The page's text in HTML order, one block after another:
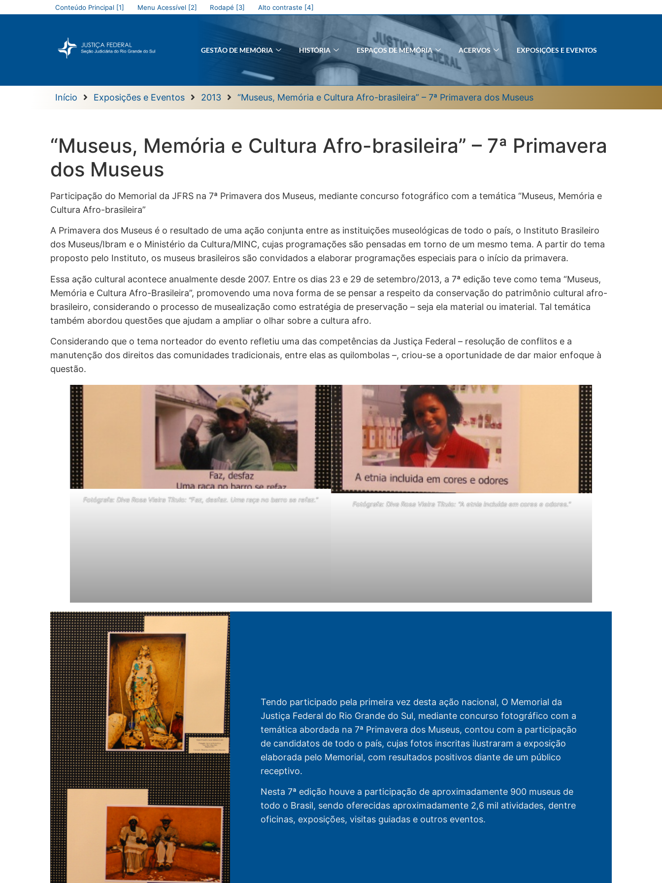
Conteúdo Principal [1] Menu Acessível [2] Rodapé [3] Alto contraste [4]
GESTÃO DE MEMÓRIA HISTÓRIA ESPAÇOS DE MEMÓRIA ACERVOS EXPOSIÇÕES E EVENTOS
Início Exposições e Eventos 2013 “Museus, Memória e Cultura Afro-brasileira” – 7ª Primavera dos Museus
“Museus, Memória e Cultura Afro-brasileira” – 7ª Primavera
dos Museus
Participação do Memorial da JFRS na 7ª Primavera dos Museus, mediante concurso fotográfico com a temática “Museus, Memória e
Cultura Afro-brasileira”
A Primavera dos Museus é o resultado de uma ação conjunta entre as instituições museológicas de todo o país, o Instituto Brasileiro
dos Museus/Ibram e o Ministério da Cultura/MINC, cujas programações são pensadas em torno de um mesmo tema. A partir do tema
proposto pelo Instituto, os museus brasileiros são convidados a elaborar programações especiais para o início da primavera.
Essa ação cultural acontece anualmente desde 2007. Entre os dias 23 e 29 de setembro/2013, a 7ª edição teve como tema “Museus,
Memória e Cultura Afro-Brasileira”, promovendo uma nova forma de se pensar a respeito da conservação do patrimônio cultural afro-
brasileiro, considerando o processo de musealização como estratégia de preservação – seja ela material ou imaterial. Tal temática
também abordou questões que ajudam a ampliar o olhar sobre a cultura afro.
Considerando que o tema norteador do evento refletiu uma das competências da Justiça Federal – resolução de conflitos e a
manutenção dos direitos das comunidades tradicionais, entre elas as quilombolas –, criou-se a oportunidade de dar maior enfoque à
questão.
Fotógrafa: Diva Rosa Vieira Título: “Faz, desfaz. Uma raça no barro se refaz.”
Fotógrafa: Diva Rosa Vieira Título: “A etnia incluída em cores e odores.”
Tendo participado pela primeira vez desta ação nacional, O Memorial da
Justiça Federal do Rio Grande do Sul, mediante concurso fotográfico com a
temática abordada na 7ª Primavera dos Museus, contou com a participação
de candidatos de todo o país, cujas fotos inscritas ilustraram a exposição
elaborada pelo Memorial, com resultados positivos diante de um público
receptivo.
Nesta 7ª edição houve a participação de aproximadamente 900 museus de
todo o Brasil, sendo oferecidas aproximadamente 2,6 mil atividades, dentre
oficinas, exposições, visitas guiadas e outros eventos.